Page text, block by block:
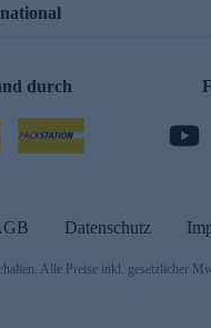
durch
Datenschutz
Alle Preise inkl. gesetzlicher